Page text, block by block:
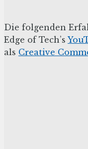
Die folgenden
Edge of Tech’s
als Creative